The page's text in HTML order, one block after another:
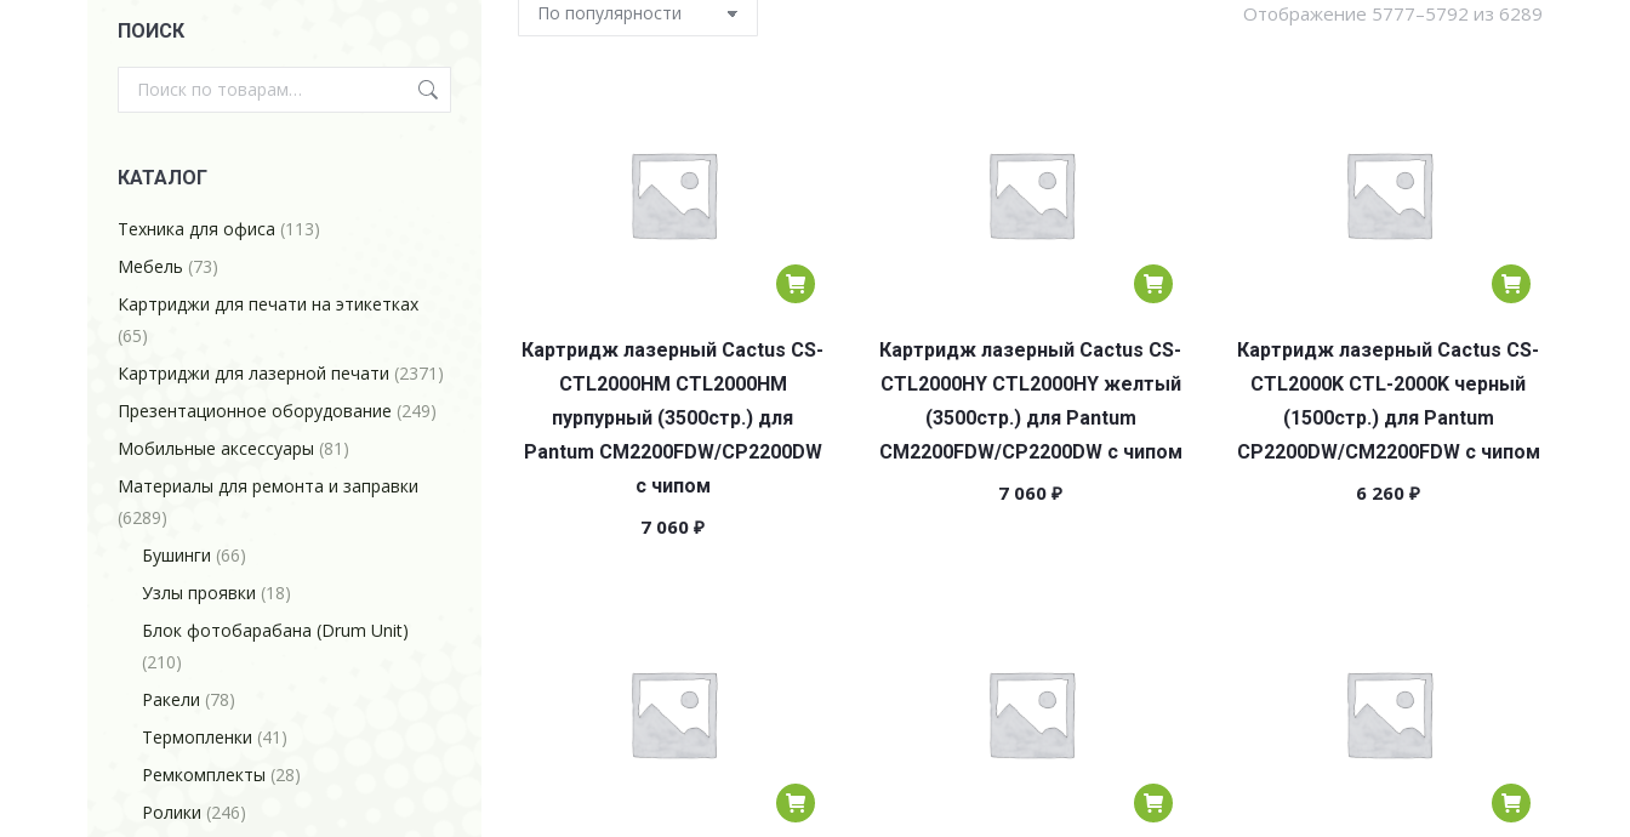
Отображение 5777–5792 из 6289
Картридж лазерный Cactus CS-
CTL2000HM CTL2000HM
пурпурный (3500стр.) для
Pantum CM2200FDW/CP2200DW
с чипом
7 060 ₽
Картридж лазерный Cactus CS-
CTL2000HY CTL2000HY желтый
(3500стр.) для Pantum
CM2200FDW/CP2200DW с чипом
7 060 ₽
Картридж лазерный Cactus CS-
CTL2000K CTL-2000K черный
(1500стр.) для Pantum
CP2200DW/CM2200FDW с чипом
6 260 ₽
ПОИСК
КАТАЛОГ
Техника для офиса (113)
Мебель (73)
Картриджи для печати на этикетках
(65)
Картриджи для лазерной печати (2371)
Презентационное оборудование (249)
Мобильные аксессуары (81)
Материалы для ремонта и заправки
(6289)
Бушинги (66)
Узлы проявки (18)
Блок фотобарабана (Drum Unit)
(210)
Ракели (78)
Термопленки (41)
Ремкомплекты (28)
Ролики (246)